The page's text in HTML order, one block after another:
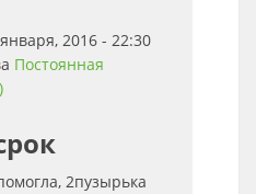
2016 - 22:30
Постоянная
2пузырька